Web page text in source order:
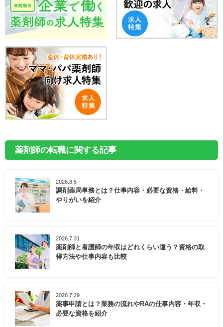
薬剤師の転職に関する記事
2026.8.5
調剤薬局事務とは？仕事内容・必要な資格・給料・
やりがいを紹介
2026.7.31
薬剤師と看護師の年収はどれくらい違う？資格の取
得方法や仕事内容も比較
2026.7.29
薬事申請とは？業務の流れやRAの仕事内容・年収・
必要な資格を紹介